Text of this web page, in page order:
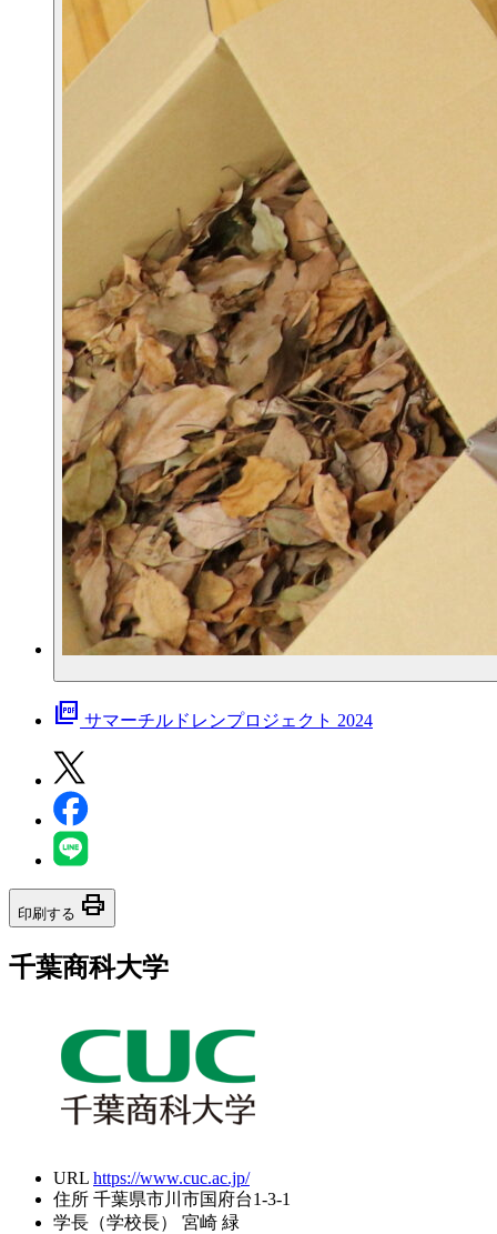
picture_as_pdf サマーチルドレンプロジェクト 2024
印刷する print
千葉商科大学
URL https://www.cuc.ac.jp/
住所 千葉県市川市国府台1-3-1
学長（学校長）
宮崎 緑